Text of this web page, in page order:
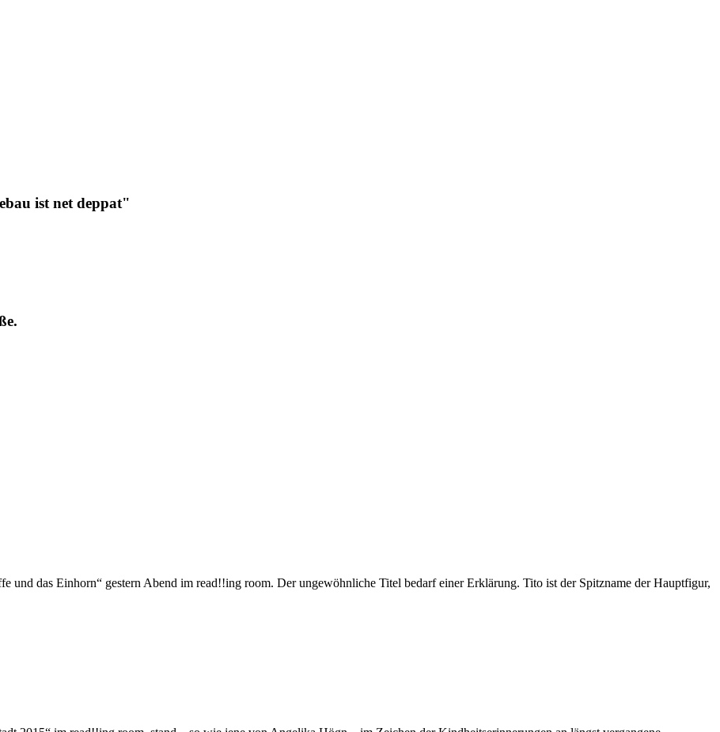
ist net deppat"
und das Einhorn“ gestern Abend im read!!ing room. Der ungewöhnliche Titel bedarf einer Erklärung. Tito ist der Spitzname der Hauptfigur,